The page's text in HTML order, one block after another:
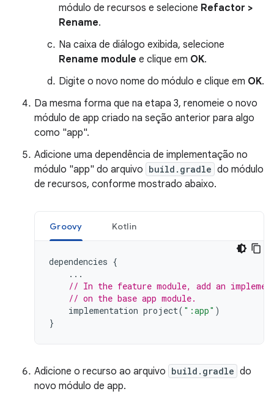
módulo de recursos e selecione Refactor >
Rename.
Na caixa de diálogo exibida, selecione
Rename module e clique em OK.
Digite o novo nome do módulo e clique em OK.
Da mesma forma que na etapa 3, renomeie o novo
módulo de app criado na seção anterior para algo
como "app".
Adicione uma dependência de implementação no
módulo "app" do arquivo build.gradle do módulo
de recursos, conforme mostrado abaixo.
Groovy Kotlin
dependencies {
...
// In the feature module, add an
// on the base app module.
implementation project( ":app" )
}
Adicione o recurso ao arquivo build.gradle do
novo módulo de app.